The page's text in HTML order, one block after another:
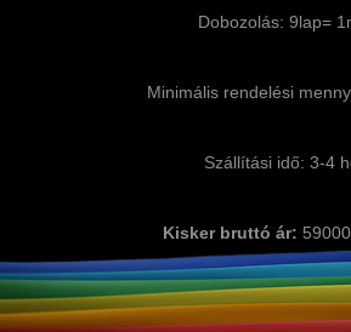
Dobozolás: 9lap=
Minimális rendelési
Szállítási idő: 3-4
Kisker bruttó ár: